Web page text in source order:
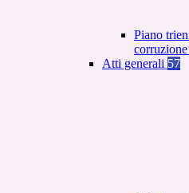
Piano
Atti generali 57